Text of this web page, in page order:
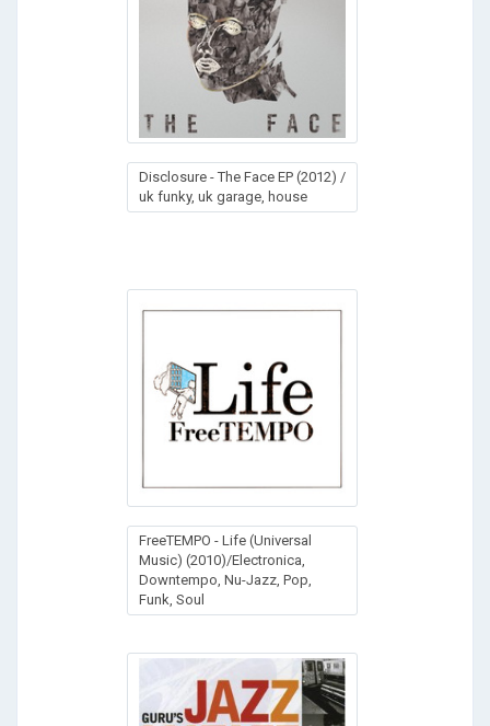
Disclosure - The Face EP (2012) /
uk funky, uk garage, house
FreeTEMPO - Life (Universal
Music) (2010)/Electronica,
Downtempo, Nu-Jazz, Pop,
Funk, Soul